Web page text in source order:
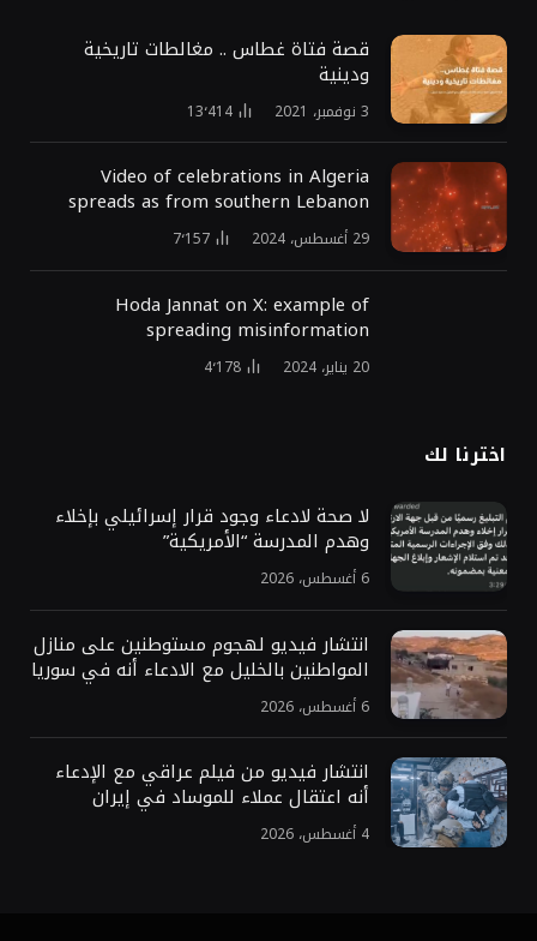
قصة فتاة غطاس .. مغالطات تاريخية
ودينية
3 نوفمبر، 2021 13٬414
Video of celebrations in Algeria
spreads as from southern Lebanon
29 أغسطس، 2024 7٬157
Hoda Jannat on X: example of
spreading misinformation
20 يناير، 2024 4٬178
اخترنا لك
لا صحة لادعاء وجود قرار إسرائيلي بإخلاء
وهدم المدرسة “الأمريكية”
6 أغسطس، 2026
انتشار فيديو لهجوم مستوطنين على منازل
المواطنين بالخليل مع الادعاء أنه في سوريا
6 أغسطس، 2026
انتشار فيديو من فيلم عراقي مع الإدعاء
أنه اعتقال عملاء للموساد في إيران
4 أغسطس، 2026